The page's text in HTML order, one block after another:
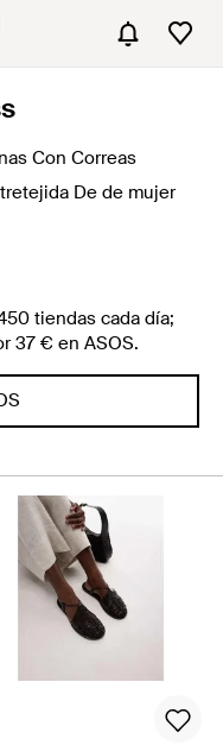
Con Correas
De de mujer
tiendas cada día;
37 € en ASOS.